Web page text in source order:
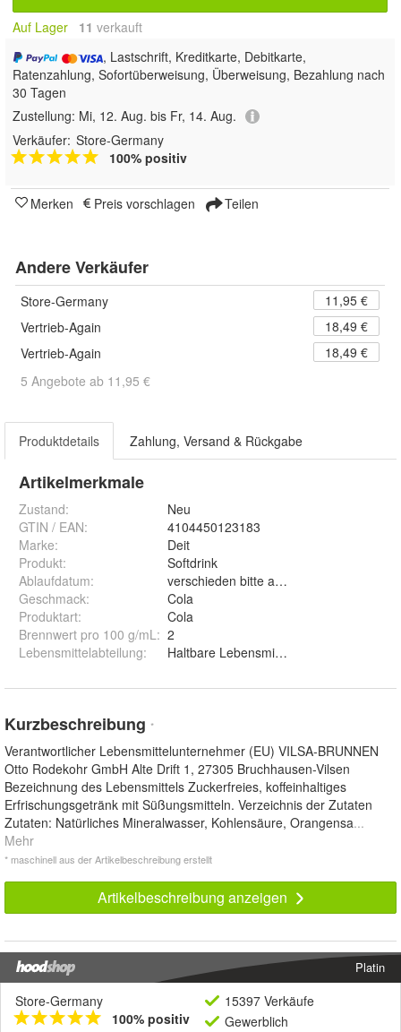
Auf Lager 11 verkauft
, Lastschrift, Kreditkarte, Debitkarte,
Ratenzahlung, Sofortüberweisung, Überweisung, Bezahlung nach
30 Tagen
Zustellung: Mi, 12. Aug. bis Fr, 14. Aug.
Verkäufer: Store-Germany
100% positiv
Merken Preis vorschlagen Teilen
Andere Verkäufer
Store-Germany
11,95 €
Vertrieb-Again
18,49 €
Vertrieb-Again
18,49 €
5 Angebote ab 11,95 €
Produktdetails Zahlung, Versand & Rückgabe
Artikelmerkmale
Zustand:
Neu
GTIN / EAN:
4104450123183
Marke:
Deit
Produkt:
Softdrink
Ablaufdatum:
verschieden bitte anfragen
Geschmack:
Cola
Produktart:
Cola
Brennwert pro 100 g/mL: 2
Lebensmittelabteilung: Haltbare Lebensmittel
Kurzbeschreibung *
Verantwortlicher Lebensmittelunternehmer (EU) VILSA-BRUNNEN
Otto Rodekohr GmbH Alte Drift 1, 27305 Bruchhausen-Vilsen
Bezeichnung des Lebensmittels Zuckerfreies, koffeinhaltiges
Erfrischungsgetränk mit Süßungsmitteln. Verzeichnis der Zutaten
Zutaten: Natürliches Mineralwasser, Kohlensäure, Orangensa...
Mehr
* maschinell aus der Artikelbeschreibung erstellt
Artikelbeschreibung anzeigen
Platin
Store-Germany
100% positiv
15397 Verkäufe
Gewerblich